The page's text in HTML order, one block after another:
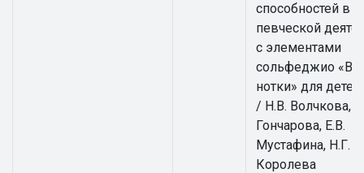
способностей в
певческой
с элементами
сольфеджио
нотки» для
/ Н.В. Волчкова,
Гончарова, Е.В.
Мустафина, Н.Г.
Королева